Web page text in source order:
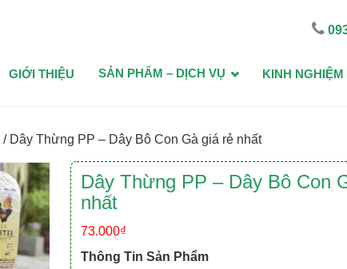
GIỚI THIỆU SẢN PHẨM – DỊCH VỤ KINH NGHIỆM
/ Dây Thừng PP – Dây Bô Con Gà giá rẻ nhất
Dây Thừng PP – Dây Bô Con
nhất
73.000₫
Thông Tin Sản Phẩm